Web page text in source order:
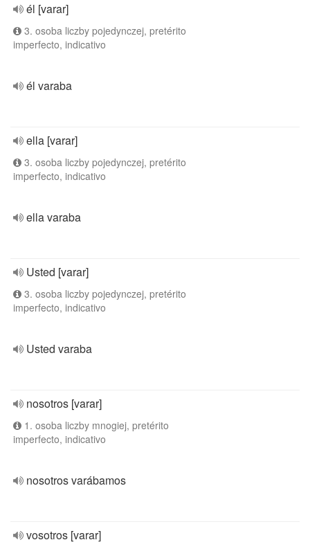
él [varar]
3. osoba liczby pojedynczej, pretérito
imperfecto, indicativo
él varaba
ella [varar]
3. osoba liczby pojedynczej, pretérito
imperfecto, indicativo
ella varaba
Usted [varar]
3. osoba liczby pojedynczej, pretérito
imperfecto, indicativo
Usted varaba
nosotros [varar]
1. osoba liczby mnogiej, pretérito
imperfecto, indicativo
nosotros varábamos
vosotros [varar]